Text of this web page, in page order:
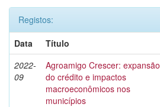
Registos:
Data
Título
2022-
09
Agroamigo Crescer: expansão
do crédito e impactos
macroeconômicos nos
municípios